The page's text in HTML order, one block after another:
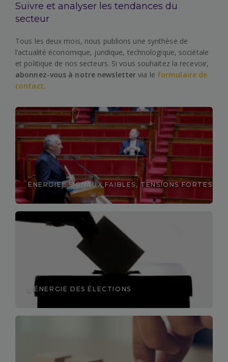
Suivre et analyser les tendances du
secteur
Tous les deux mois, nous publions une synthèse de
l’actualité économique, juridique, technologique, sociétale
et politique de nos secteurs. Si vous souhaitez la recevoir,
abonnez-vous à notre newsletter via le formulaire de
contact.
ÉNERGIE : SIGNAUX FAIBLES, TENSIONS FORTES
Découvrir
L’ÉNERGIE DES ÉLECTIONS